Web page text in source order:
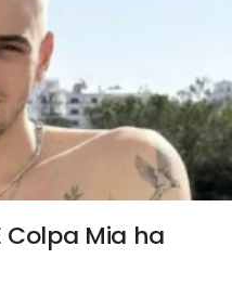
Colpa Mia ha